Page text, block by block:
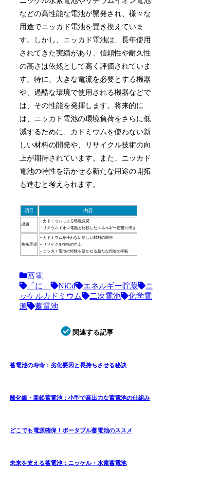
などの高性能な電池が開発され、様々な
用途でニッカド電池を置き換えていま
す。しかし、ニッカド電池は、長年使用
されてきた実績があり、信頼性や耐久性
の高さは依然として高く評価されていま
す。特に、大きな電流を必要とする機器
や、過酷な環境で使用される機器などで
は、その性能を発揮します。将来的に
は、ニッカド電池の環境負荷をさらに低
減するために、カドミウムを使わない新
しい材料の開発や、リサイクル技術の向
上が期待されています。また、ニッカド
電池の特性を活かせる新たな用途の開拓
も進むと考えられます。
項目 内容
課題
– カドミウムによる環境負荷
– リチウムイオン電池と比較したエネルギー密度の低さ
将来展望
– カドミウムを使わない新しい材料の開発
– リサイクル技術の向上
– ニッカド電池の特性を活かせる新たな用途の開拓
蓄電
「に」
NiCd エネルギー貯蔵
ニ
ッケルカドミウム
二次電池
化学電
源
蓄電池
関連する記事
蓄電池の寿命：劣化要因と長持ちさせる秘訣
酸化銀・亜鉛蓄電池：小型で高出力な蓄電池の仕組み
どこでも電源確保！ポータブル蓄電池のススメ
未来を支える蓄電池：ニッケル・水素蓄電池